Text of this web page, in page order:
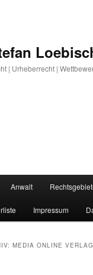
| Urheberrecht |
Anwalt
Impressum
MEDIA ONLINE VERLAG